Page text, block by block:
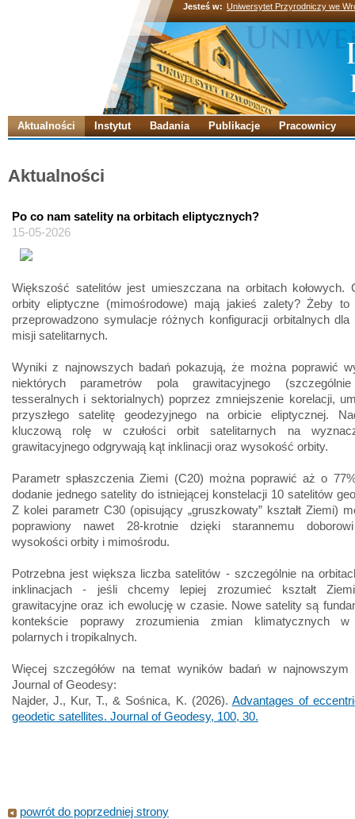
Jesteś w: Uniwersytet Przyrodniczy we
Aktualności Instytut Badania Publikacje Pracownicy
Aktualności
Po co nam satelity na orbitach eliptycznych?
15-05-2026
Większość satelitów jest umieszczana na orbitach kołowych.
orbity eliptyczne (mimośrodowe) mają jakieś zalety? Żeby to
przeprowadzono symulacje różnych konfiguracji orbitalnych dla
misji satelitarnych.
Wyniki z najnowszych badań pokazują, że można poprawić
niektórych parametrów pola grawitacyjnego
tesseralnych i sektorialnych) poprzez zmniejszenie korelacji,
przyszłego satelitę geodezyjnego na orbicie eliptycznej.
kluczową rolę w czułości orbit satelitarnych na
grawitacyjnego odgrywają kąt inklinacji oraz wysokość orbity.
Parametr spłaszczenia Ziemi (C20) można poprawić aż o
dodanie jednego satelity do istniejącej konstelacji 10 satelitów
Z kolei parametr C30 (opisujący „gruszkowaty” kształt Ziemi)
poprawiony nawet 28-krotnie dzięki starannemu
wysokości orbity i mimośrodu.
Potrzebna jest większa liczba satelitów - szczególnie na
inklinacjach - jeśli chcemy lepiej zrozumieć kształt
grawitacyjne oraz ich ewolucję w czasie. Nowe satelity są
kontekście poprawy zrozumienia zmian klimatycznych w
polarnych i tropikalnych.
Więcej szczegółów na temat wyników badań w najnowszym
Journal of Geodesy:
Najder, J., Kur, T., & Sośnica, K. (2026). Advantages of
geodetic satellites. Journal of Geodesy, 100, 30.
powrót do poprzedniej strony